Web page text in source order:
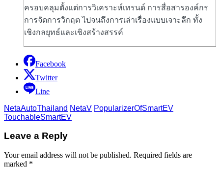
ครอบคลุมตั้งแต่การวิเคราะห์เทรนด์ การสื่อสารองค์กร
การจัดการวิกฤต ไปจนถึงการเล่าเรื่องแบบเจาะลึก ทั้ง
เชิงกลยุทธ์และเชิงสร้างสรรค์
Facebook
Twitter
Line
NetaAutoThailand NetaV PopularizerOfSmartEV
TouchableSmartEV
Leave a Reply
Your email address will not be published. Required fields are
marked *